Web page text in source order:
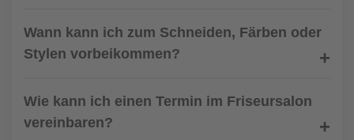
Wann kann ich zum Schneiden, Färben oder
Stylen vorbeikommen?
Wie kann ich einen Termin im Friseursalon
vereinbaren?